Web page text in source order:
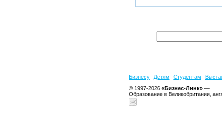
Бизнесу Детям Студентам
© 1997-2026 «Бизнес-Линк» —
Образование в Великобритании,